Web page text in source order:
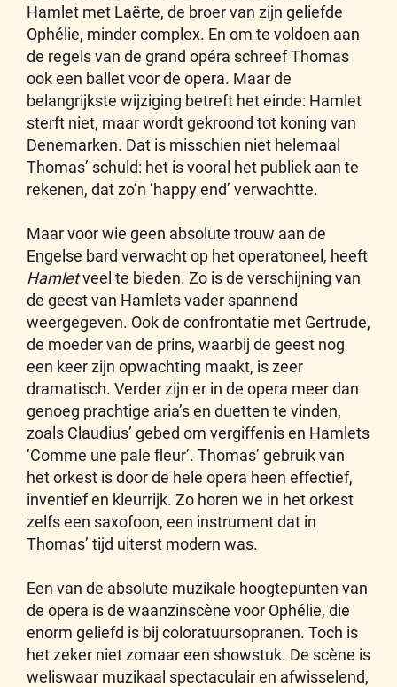
Hamlet met Laërte, de broer van zijn geliefde
Ophélie, minder complex. En om te voldoen aan
de regels van de grand opéra schreef Thomas
ook een ballet voor de opera. Maar de
belangrijkste wijziging betreft het einde: Hamlet
sterft niet, maar wordt gekroond tot koning van
Denemarken. Dat is misschien niet helemaal
Thomas’ schuld: het is vooral het publiek aan te
rekenen, dat zo’n ‘happy end’ verwachtte.
Maar voor wie geen absolute trouw aan de
Engelse bard verwacht op het operatoneel, heeft
Hamletveel te bieden. Zo is de verschijning van
de geest van Hamlets vader spannend
weergegeven. Ook de confrontatie met Gertrude,
de moeder van de prins, waarbij de geest nog
een keer zijn opwachting maakt, is zeer
dramatisch. Verder zijn er in de opera meer dan
genoeg prachtige aria’s en duetten te vinden,
zoals Claudius’ gebed om vergiffenis en Hamlets
‘Comme une pale fleur’. Thomas’ gebruik van
het orkest is door de hele opera heen effectief,
inventief en kleurrijk. Zo horen we in het orkest
zelfs een saxofoon, een instrument dat in
Thomas’ tijd uiterst modern was.
Een van de absolute muzikale hoogtepunten van
de opera is de waanzinscène voor Ophélie, die
enorm geliefd is bij coloratuursopranen. Toch is
het zeker niet zomaar een showstuk. De scène is
weliswaar muzikaal spectaculair en afwisselend,